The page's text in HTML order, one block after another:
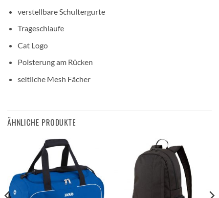
verstellbare Schultergurte
Trageschlaufe
Cat Logo
Polsterung am Rücken
seitliche Mesh Fächer
ÄHNLICHE PRODUKTE